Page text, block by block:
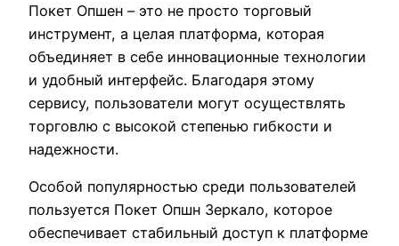
Покет Опшен – это не просто торговый
инструмент, а целая платформа, которая
объединяет в себе инновационные технологии
и удобный интерфейс. Благодаря этому
сервису, пользователи могут осуществлять
торговлю с высокой степенью гибкости и
надежности.
Особой популярностью среди пользователей
пользуется Покет Опшн Зеркало, которое
обеспечивает стабильный доступ к платформе